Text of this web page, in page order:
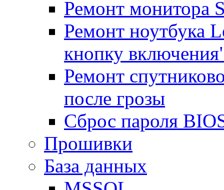
Ремонт монитора
Ремонт ноутбука
кнопку
Ремонт
после грозы
Сброс пароля
Прошивки
База данных